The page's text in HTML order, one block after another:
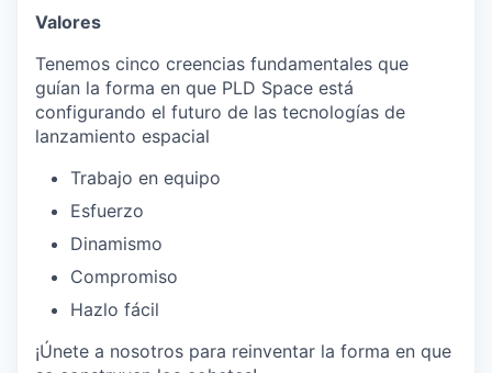
Valores
Tenemos cinco creencias fundamentales que
guían la forma en que PLD Space está
configurando el futuro de las tecnologías de
lanzamiento espacial
Trabajo en equipo
Esfuerzo
Dinamismo
Compromiso
Hazlo fácil
¡Únete a nosotros para reinventar la forma en que